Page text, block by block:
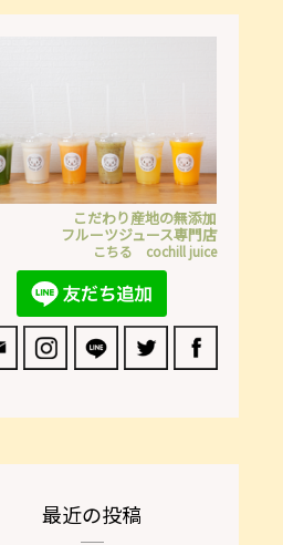
こだわり産地の無添加
フルーツジュース専門店
こちる cochill juice
最近の投稿